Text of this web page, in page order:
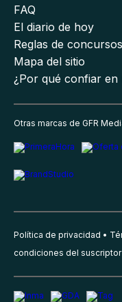
FAQ
El diario de hoy
Reglas de concursos
Mapa del sitio
¿Por qué confiar en
Otras marcas de GFR
Política de privacidad
condiciones del suscriptor